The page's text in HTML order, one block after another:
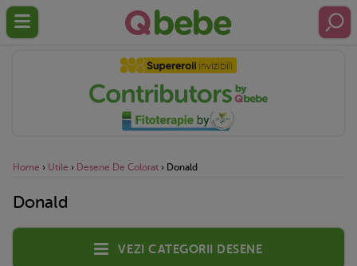
Home › Utile › Desene De Colorat › Donald
Donald
Vezi categorii desene